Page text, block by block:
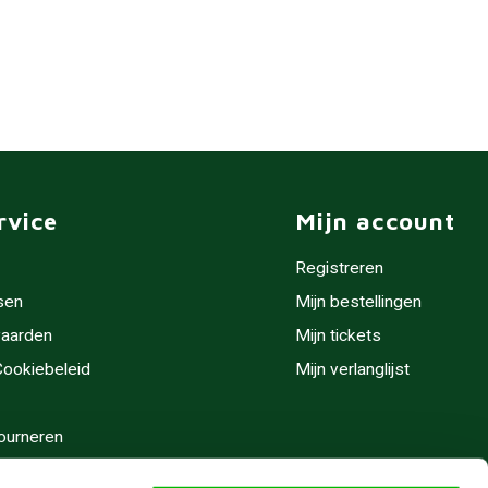
Mijn account
Registreren
Mijn bestellingen
Mijn tickets
Mijn verlanglijst